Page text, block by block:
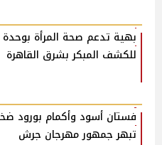
بهية تدعم صحة المرأة
للكشف المبكر بشرق القاهرة
فستان أسود وأكمام بورود
تبهر جمهور مهرجان جرش